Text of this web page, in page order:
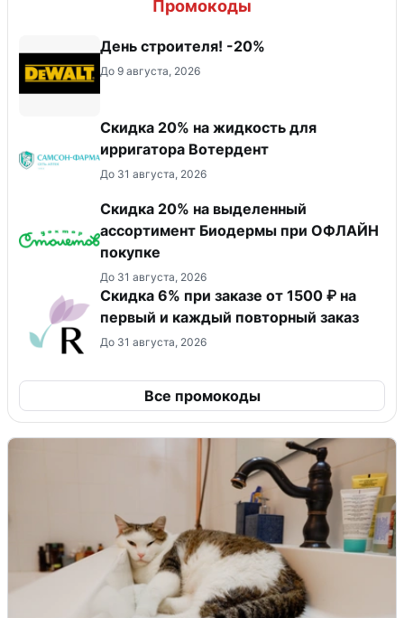
Промокоды
День строителя! -20%
До 9 августа, 2026
Скидка 20% на жидкость для
ирригатора Вотердент
До 31 августа, 2026
Скидка 20% на выделенный
ассортимент Биодермы при ОФЛАЙН
покупке
До 31 августа, 2026
Скидка 6% при заказе от 1500 ₽ на
первый и каждый повторный заказ
До 31 августа, 2026
Все промокоды